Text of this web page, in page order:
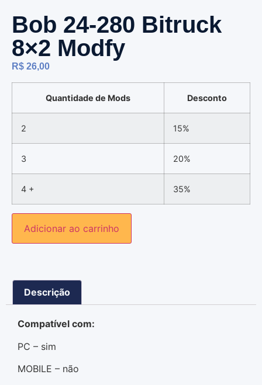
Bob 24-280 Bitruck
8×2 Modfy
R$ 26,00
Quantidade de Mods Desconto
2 15%
3 20%
4 + 35%
Adicionar ao carrinho
Descrição
Compatível com:
PC – sim
MOBILE – não